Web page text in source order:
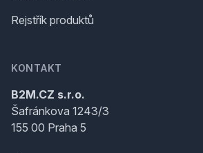
Rejstřík produktů
KONTAKT
B2M.CZ s.r.o.
Šafránkova 1243/3
155 00 Praha 5